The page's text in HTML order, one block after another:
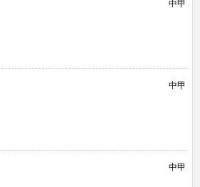
中甲
中甲
中甲